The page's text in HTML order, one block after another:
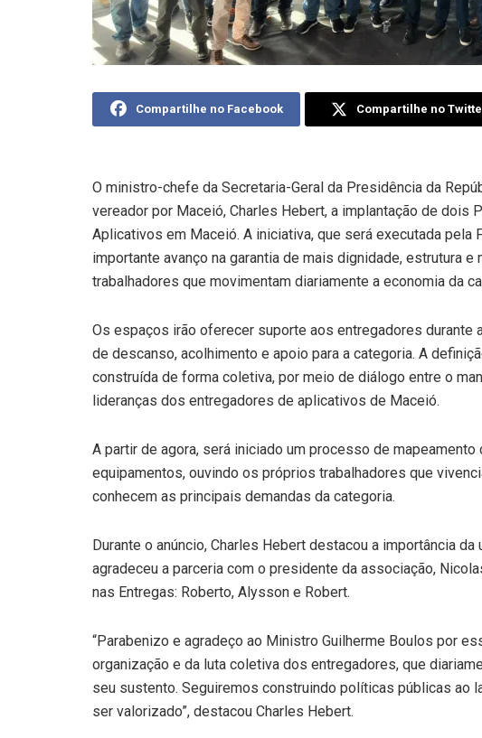
Compartilhe no Facebook Compartilhe no
O ministro-chefe da Secretaria-Geral da Presidência da
vereador por Maceió, Charles Hebert, a implantação de dois
Aplicativos em Maceió. A iniciativa, que será executada pela
importante avanço na garantia de mais dignidade, estrutura
trabalhadores que movimentam diariamente a economia da
Os espaços irão oferecer suporte aos entregadores durante
de descanso, acolhimento e apoio para a categoria. A
construída de forma coletiva, por meio de diálogo entre o
lideranças dos entregadores de aplicativos de Maceió.
A partir de agora, será iniciado um processo de
equipamentos, ouvindo os próprios trabalhadores que
conhecem as principais demandas da categoria.
Durante o anúncio, Charles Hebert destacou a importância
agradeceu a parceria com o presidente da associação,
nas Entregas: Roberto, Alysson e Robert.
“Parabenizo e agradeço ao Ministro Guilherme Boulos por
organização e da luta coletiva dos entregadores, que
seu sustento. Seguiremos construindo políticas públicas ao
ser valorizado”, destacou Charles Hebert.